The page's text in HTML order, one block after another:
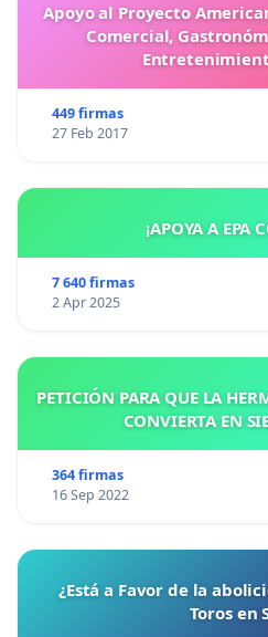
Apoyo al Proyecto
Comercial,
449 firmas
27 Feb 2017
¡APOYA A EPA
7 640 firmas
2 Apr 2025
PETICIÓN PARA QUE LA
CONVIERTA EN
364 firmas
16 Sep 2022
¿Está a Favor de la
Toros en